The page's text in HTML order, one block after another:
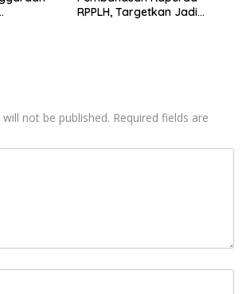
RPPLH, Targetkan Jadi
not be published. Required fields are